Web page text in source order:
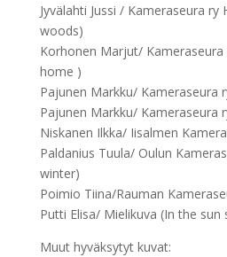
Jyvälahti Jussi / Kameraseura ry
woods)
Korhonen Marjut/ Kameraseura
home )
Pajunen Markku/ Kameraseura
Pajunen Markku/ Kameraseura
Niskanen Ilkka/ Iisalmen
Paldanius Tuula/ Oulun
winter)
Poimio Tiina/Rauman
Putti Elisa/ Mielikuva (In the sun
Muut hyväksytyt kuvat: